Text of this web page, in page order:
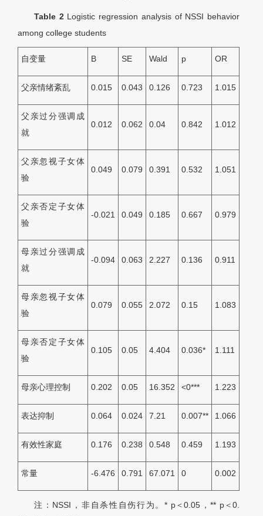
Table 2 Logistic regression analysis of NSSI behavior
among college students
自变量 B SE Wald p OR
父亲情绪紊乱 0.015 0.043 0.126 0.723 1.015
父亲过分强调成
就
0.012 0.062 0.04 0.842 1.012
父亲忽视子女体
验
0.049 0.079 0.391 0.532 1.051
父亲否定子女体
验
-0.021 0.049 0.185 0.667 0.979
母亲过分强调成
就
-0.094 0.063 2.227 0.136 0.911
母亲忽视子女体
验
0.079 0.055 2.072 0.15 1.083
母亲否定子女体
验
0.105 0.05 4.404 0.036* 1.111
母亲心理控制 0.202 0.05 16.352 <0*** 1.223
表达抑制 0.064 0.024 7.21 0.007** 1.066
有效性家庭 0.176 0.238 0.548 0.459 1.193
常量 -6.476 0.791 67.071 0 0.002
注：NSSI，非自杀性自伤行为。* p＜0.05，** p＜0.